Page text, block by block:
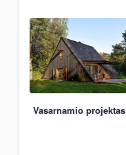
Vasarnamio projektas